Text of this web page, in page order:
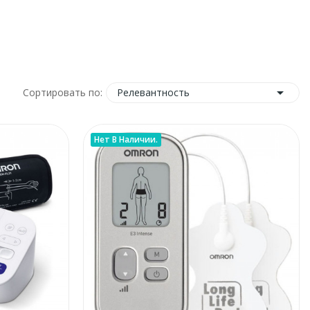
Сортировать по: Релевантность 
Нет В Наличии.